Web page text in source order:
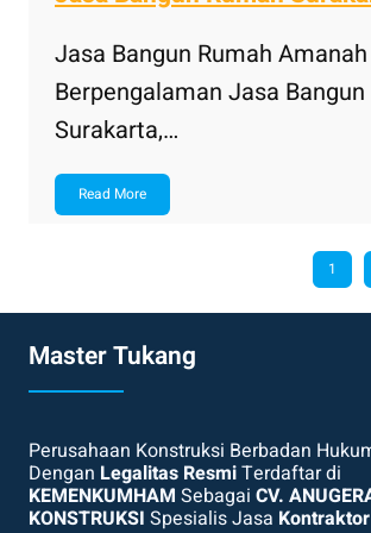
Jasa Bangun Rumah
Berpengalaman Jasa Bangun
Surakarta,…
Read More
1
Master Tukang
Perusahaan Konstruksi Berbadan
Dengan Legalitas ResmiTerdaftar di
KEMENKUMHAM Sebagai CV.
KONSTRUKSI Spesialis Jasa